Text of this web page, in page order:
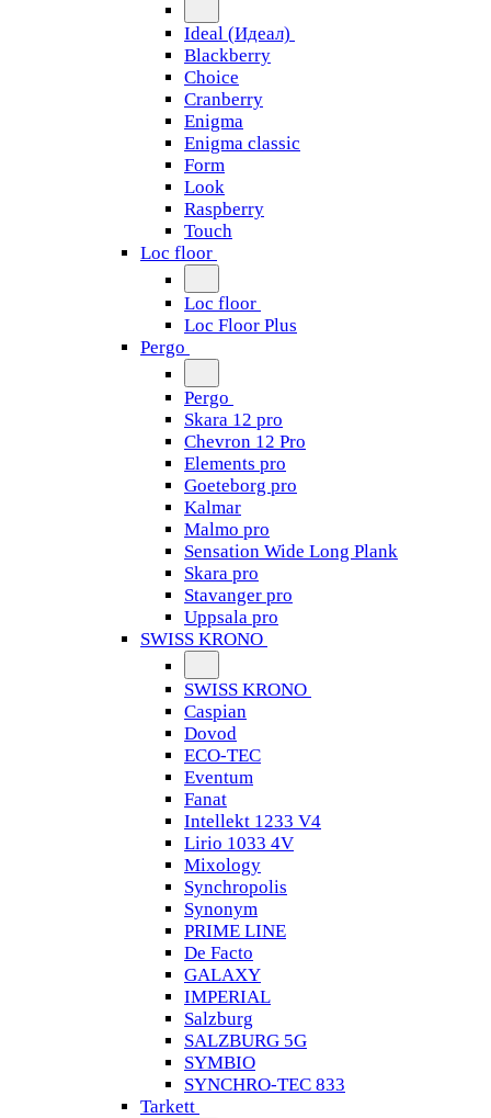
Ideal (Идеал)
Blackberry
Choice
Cranberry
Enigma
Enigma classic
Form
Look
Raspberry
Touch
Loc floor
Loc floor
Loc Floor Plus
Pergo
Pergo
Skara 12 pro
Chevron 12 Pro
Elements pro
Goeteborg pro
Kalmar
Malmo pro
Sensation Wide Long Plank
Skara pro
Stavanger pro
Uppsala pro
SWISS KRONO
SWISS KRONO
Caspian
Dovod
ECO-TEC
Eventum
Fanat
Intellekt 1233 V4
Lirio 1033 4V
Mixology
Synchropolis
Synonym
PRIME LINE
De Facto
GALAXY
IMPERIAL
Salzburg
SALZBURG 5G
SYMBIO
SYNCHRO-TEC 833
Tarkett